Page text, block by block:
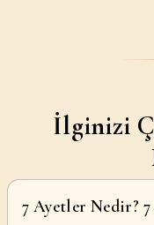
İlginizi
7 Ayetler Nedir?